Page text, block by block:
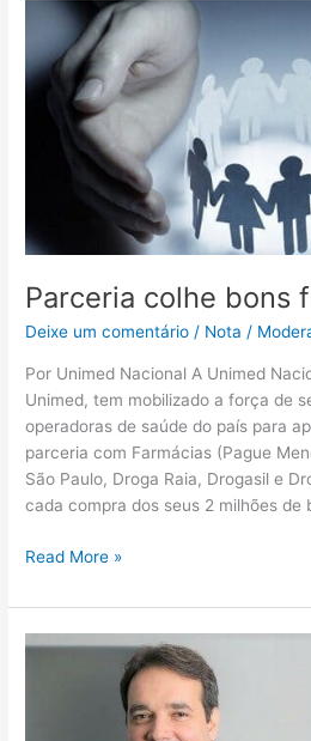
Parceria colhe bons
Deixe um comentário / Nota /
Por Unimed Nacional A Unimed
Unimed, tem mobilizado a força de
operadoras de saúde do país para
parceria com Farmácias (Pague
São Paulo, Droga Raia, Drogasil e
cada compra dos seus 2 milhões de
Parceria
bons
frutos
Read More »
Affix